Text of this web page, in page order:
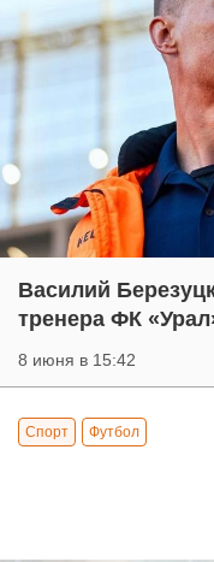
Василий
тренера ФК
8 июня в 15:42
Спорт Футбол